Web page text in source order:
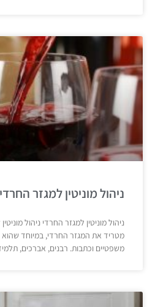
ניהול מוניטין למגזר החרדי
ניהול מוניטין למגזר החרדי ניהול
מטריד את המגזר החרדי, במיוחד שהוא
משפטיים וכתבות. רבנים, אברכים,